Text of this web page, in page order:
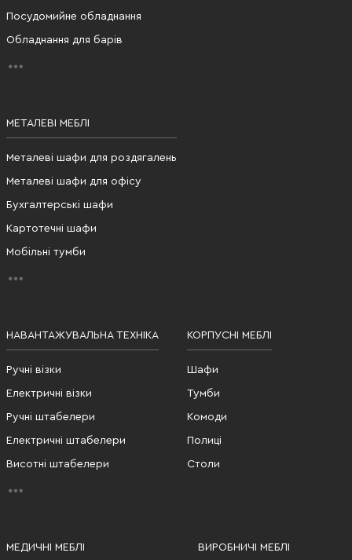
Посудомийне обладнання
Обладнання для барів
МЕТАЛЕВІ МЕБЛІ
Металеві шафи для роздягалень
Металеві шафи для офісу
Бухгалтерські шафи
Картотечні шафи
Мобільні тумби
НАВАНТАЖУВАЛЬНА ТЕХНІКА
Ручні візки
Електричні візки
Ручні штабелери
Електричні штабелери
Висотні штабелери
КОРПУСНІ МЕБЛІ
Шафи
Тумби
Комоди
Полиці
Столи
МЕДИЧНІ МЕБЛІ ВИРОБНИЧІ МЕБЛІ